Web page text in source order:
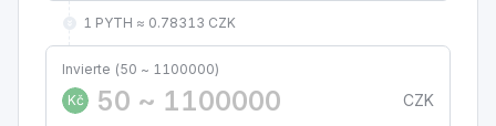
1 PYTH ≈ 0.78313 CZK
Invierte (50 ~ 1100000)
Kč
CZK